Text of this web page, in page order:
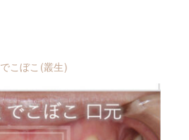
でこぼこ(叢生)